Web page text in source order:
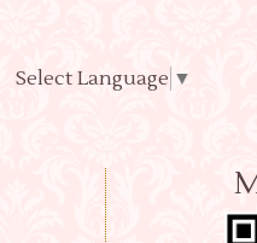
Select Language ▼